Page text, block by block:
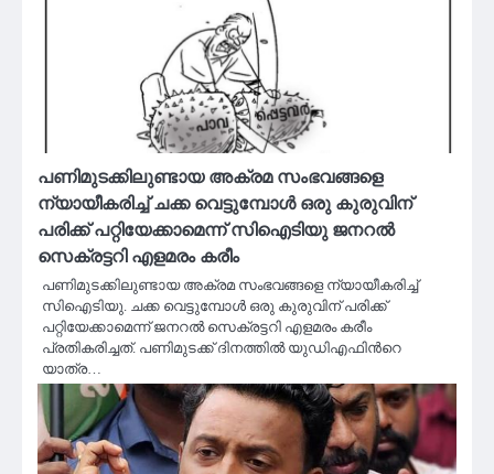
പണിമുടക്കിലുണ്ടായ അക്രമ സംഭവങ്ങളെ
ന്യായീകരിച്ച് ചക്ക വെട്ടുമ്പോള്‍ ഒരു കുരുവിന്
പരിക്ക് പറ്റിയേക്കാമെന്ന് സിഐടിയു ജനറൽ
സെക്രട്ടറി എളമരം കരീം
പണിമുടക്കിലുണ്ടായ അക്രമ സംഭവങ്ങളെ ന്യായീകരിച്ച്
സിഐടിയു. ചക്ക വെട്ടുമ്പോള്‍ ഒരു കുരുവിന് പരിക്ക്
പറ്റിയേക്കാമെന്ന് ജനറൽ സെക്രട്ടറി എളമരം കരീം
പ്രതികരിച്ചത്. പണിമുടക്ക് ദിനത്തിൽ യുഡിഎഫിന്‍റെ
യാത്ര…